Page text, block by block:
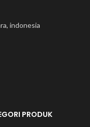
indonesia
PRODUK